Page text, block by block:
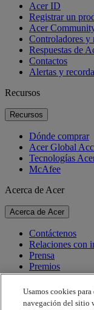
Acer ID
Registrar un
Acer
Controladores y
Respuestas de
Contactos
Alertas y
Recursos
Recursos
Dónde comprar
Acer Global
Tecnologías
McAfee
Acerca de Acer
Acerca de Acer
Contáctenos
Relaciones con
Prensa
Premios
Eventos
Sostenibilidad
Usamos cookies
navegación del sitio